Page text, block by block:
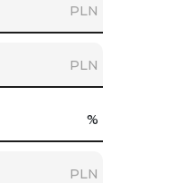
PLN
PLN
%
PLN